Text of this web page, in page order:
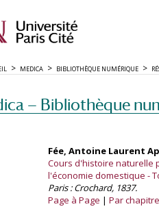
MEDICA BIBLIOTHÈQUE NUMÉRIQUE
— Bibliothèque
Fée, Antoine Laurent
Cours d'histoire naturelle
l'économie domestique -
Paris : Crochard, 1837.
Page à Page
Par